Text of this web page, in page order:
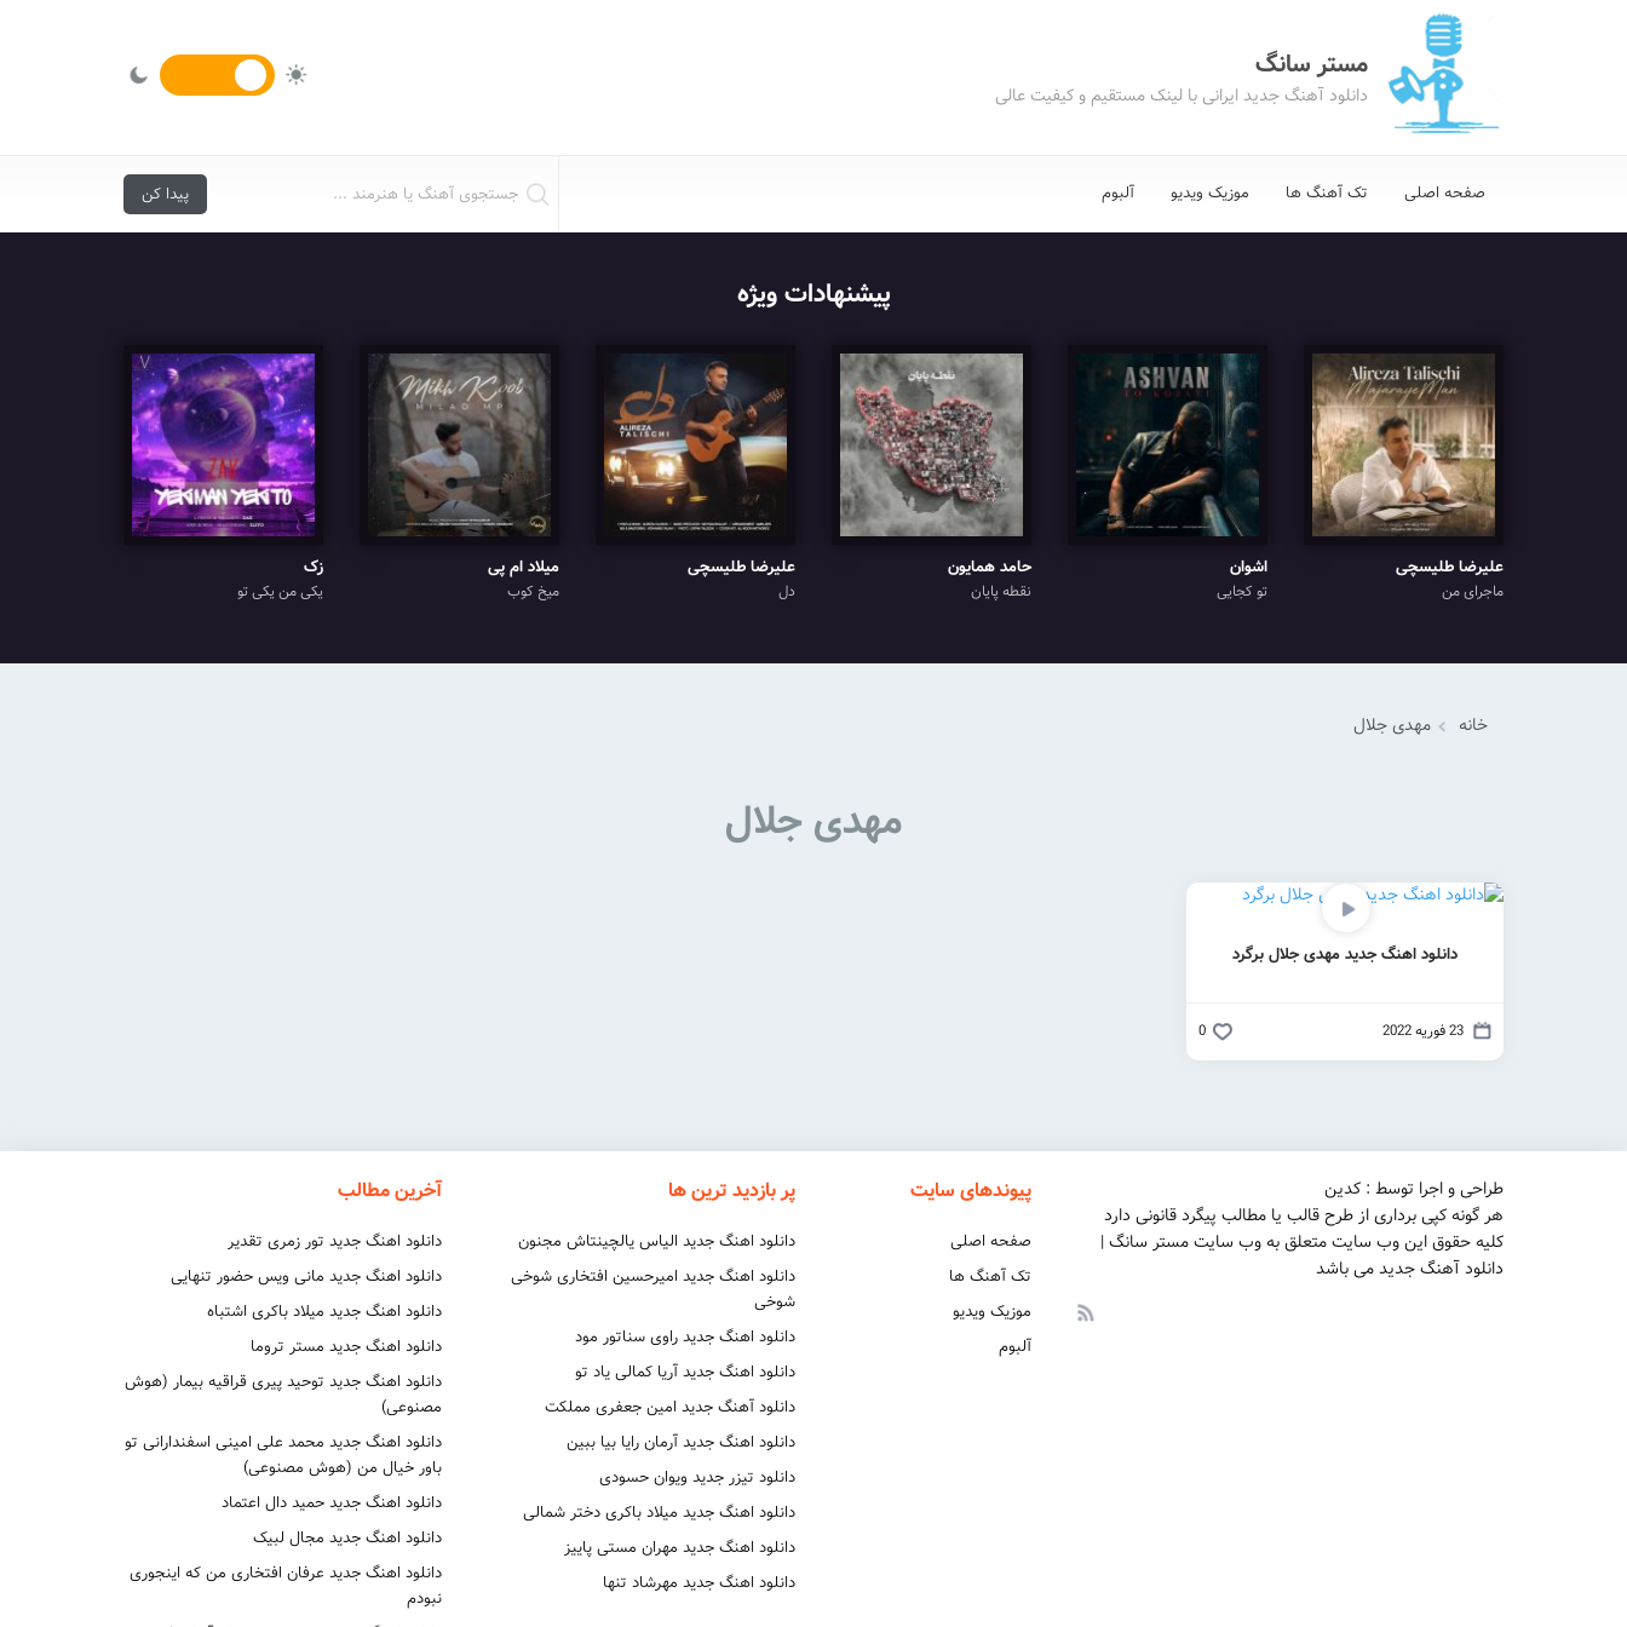
مستر سانگ
دانلود آهنگ جدید ایرانی با لینک مستقیم و کیفیت عالی
صفحه اصلی تک آهنگ ها موزیک ویدیو آلبوم
پیشنهادات ویژه
علیرضا طلیسچی
ماجرای من
اشوان
تو کجایی
حامد همایون
نقطه پایان
علیرضا طلیسچی
دل
میلاد ام پی
میخ کوب
زک
یکی من یکی تو
خانه مهدی جلال
مهدی جلال
دانلود اهنگ جدید مهدی جلال برگرد
23 فوریه 2022 0
طراحی و اجرا توسط : کدین
هر گونه کپی برداری از طرح قالب یا مطالب پیگرد قانونی دارد
کلیه حقوق این وب سایت متعلق به وب سایت مستر سانگ |
دانلود آهنگ جدید می باشد
پیوندهای سایت
صفحه اصلی
تک آهنگ ها
موزیک ویدیو
آلبوم
پر بازدید ترین ها
دانلود اهنگ جدید الیاس یالچینتاش مجنون
دانلود اهنگ جدید امیرحسین افتخاری شوخی
شوخی
دانلود اهنگ جدید راوی سناتور مود
دانلود اهنگ جدید آریا کمالی یاد تو
دانلود آهنگ جدید امین جعفری مملکت
دانلود اهنگ جدید آرمان رایا بیا ببین
دانلود تیزر جدید ویوان حسودی
دانلود اهنگ جدید میلاد باکری دختر شمالی
دانلود اهنگ جدید مهران مستی پاییز
دانلود اهنگ جدید مهرشاد تنها
آخرین مطالب
دانلود اهنگ جدید تور زمری تقدیر
دانلود اهنگ جدید مانی ویس حضور تنهایی
دانلود اهنگ جدید میلاد باکری اشتباه
دانلود اهنگ جدید مستر تروما
دانلود اهنگ جدید توحید پیری قراقیه بیمار (هوش
مصنوعی)
دانلود اهنگ جدید محمد علی امینی اسفندارانی تو
باور خیال من (هوش مصنوعی)
دانلود اهنگ جدید حمید دال اعتماد
دانلود اهنگ جدید مجال لبیک
دانلود اهنگ جدید عرفان افتخاری من که اینجوری
نبودم